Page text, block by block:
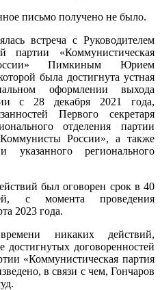
письмо получено не было.
встреча с Руководителем
партии «Коммунистическая
Пимкиным Юрием
была достигнута устная
оформлении выхода
с 28 декабря 2021 года,
Первого секретаря
отделения партии
России», а также
указанного регионального
был оговорен срок в 40
с момента проведения
2023 года.
никаких действий,
договоренностей
«Коммунистическая партия
в связи с чем, Гончаров